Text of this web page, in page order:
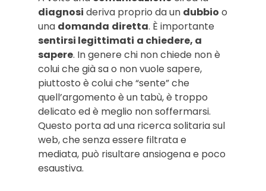
diagnosi deriva proprio da un dubbio o
una domanda diretta. È importante
sentirsi legittimati a chiedere, a
sapere. In genere chi non chiede non è
colui che già sa o non vuole sapere,
piuttosto è colui che “sente” che
quell’argomento è un tabù, è troppo
delicato ed è meglio non soffermarsi.
Questo porta ad una ricerca solitaria sul
web, che senza essere filtrata e
mediata, può risultare ansiogena e poco
esaustiva.